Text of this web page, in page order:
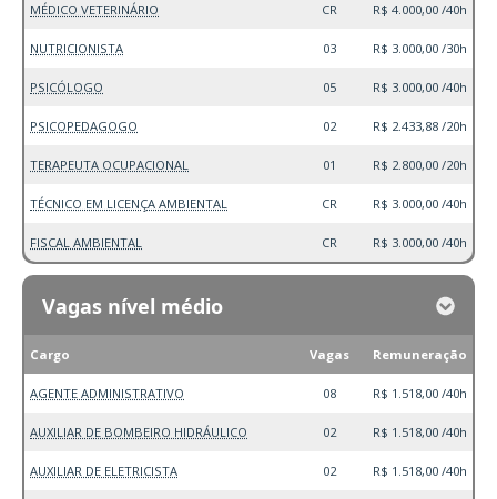
MÉDICO VETERINÁRIO CR R$ 4.000,00 /40h
NUTRICIONISTA 03 R$ 3.000,00 /30h
PSICÓLOGO 05 R$ 3.000,00 /40h
PSICOPEDAGOGO 02 R$ 2.433,88 /20h
TERAPEUTA OCUPACIONAL 01 R$ 2.800,00 /20h
TÉCNICO EM LICENÇA AMBIENTAL CR R$ 3.000,00 /40h
FISCAL AMBIENTAL CR R$ 3.000,00 /40h
Vagas nível médio
Cargo Vagas Remuneração
AGENTE ADMINISTRATIVO 08 R$ 1.518,00 /40h
AUXILIAR DE BOMBEIRO HIDRÁULICO 02 R$ 1.518,00 /40h
AUXILIAR DE ELETRICISTA 02 R$ 1.518,00 /40h